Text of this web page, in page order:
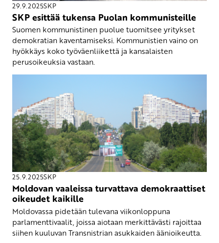
29.9.2025SKP
SKP esittää tukensa Puolan kommunisteille
Suomen kommunistinen puolue tuomitsee yritykset
demokratian kaventamiseksi. Kommunistien vaino on
hyökkäys koko työväenliikettä ja kansalaisten
perusoikeuksia vastaan.
25.9.2025SKP
Moldovan vaaleissa turvattava demokraattiset
oikeudet kaikille
Moldovassa pidetään tulevana viikonloppuna
parlamenttivaalit, joissa aiotaan merkittävästi rajoittaa
siihen kuuluvan Transnistrian asukkaiden äänioikeutta.